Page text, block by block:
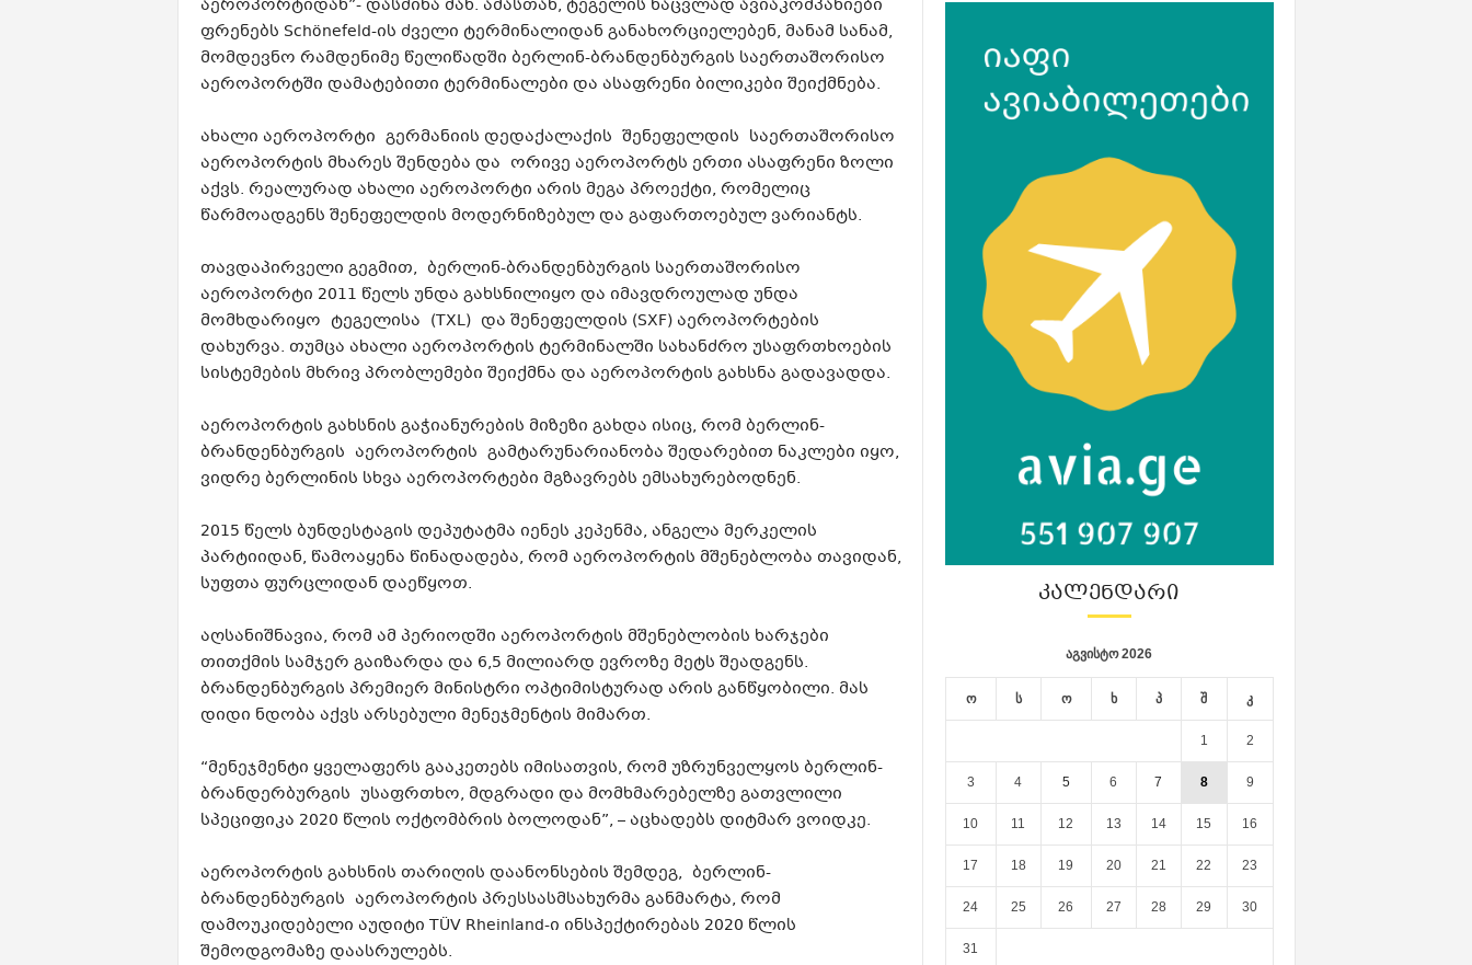
აეროპორტიდან”- დასძინა მან. ამასთან, ტეგელის ნაცვლად ავიაკომპანიები
ფრენებს Schönefeld-ის ძველი ტერმინალიდან განახორციელებენ, მანამ სანამ,
მომდევნო რამდენიმე წელიწადში ბერლინ-ბრანდენბურგის საერთაშორისო
აეროპორტში დამატებითი ტერმინალები და ასაფრენი ბილიკები შეიქმნება.
ახალი აეროპორტი გერმანიის დედაქალაქის შენეფელდის საერთაშორისო
აეროპორტის მხარეს შენდება და ორივე აეროპორტს ერთი ასაფრენი ზოლი
აქვს. რეალურად ახალი აეროპორტი არის მეგა პროექტი, რომელიც
წარმოადგენს შენეფელდის მოდერნიზებულ და გაფართოებულ ვარიანტს.
თავდაპირველი გეგმით, ბერლინ-ბრანდენბურგის საერთაშორისო
აეროპორტი 2011 წელს უნდა გახსნილიყო და იმავდროულად უნდა
მომხდარიყო ტეგელისა (TXL) და შენეფელდის (SXF) აეროპორტების
დახურვა. თუმცა ახალი აეროპორტის ტერმინალში სახანძრო უსაფრთხოების
სისტემების მხრივ პრობლემები შეიქმნა და აეროპორტის გახსნა გადავადდა.
აეროპორტის გახსნის გაჭიანურების მიზეზი გახდა ისიც, რომ ბერლინ-
ბრანდენბურგის აეროპორტის გამტარუნარიანობა შედარებით ნაკლები იყო,
ვიდრე ბერლინის სხვა აეროპორტები მგზავრებს ემსახურებოდნენ.
2015 წელს ბუნდესტაგის დეპუტატმა იენეს კეპენმა, ანგელა მერკელის
პარტიიდან, წამოაყენა წინადადება, რომ აეროპორტის მშენებლობა თავიდან,
სუფთა ფურცლიდან დაეწყოთ.
აღსანიშნავია, რომ ამ პერიოდში აეროპორტის მშენებლობის ხარჯები
თითქმის სამჯერ გაიზარდა და 6,5 მილიარდ ევროზე მეტს შეადგენს.
ბრანდენბურგის პრემიერ მინისტრი ოპტიმისტურად არის განწყობილი. მას
დიდი ნდობა აქვს არსებული მენეჯმენტის მიმართ.
“მენეჯმენტი ყველაფერს გააკეთებს იმისათვის, რომ უზრუნველყოს ბერლინ-
ბრანდერბურგის უსაფრთხო, მდგრადი და მომხმარებელზე გათვლილი
სპეციფიკა 2020 წლის ოქტომბრის ბოლოდან”, – აცხადებს დიტმარ ვოიდკე.
აეროპორტის გახსნის თარიღის დაანონსების შემდეგ, ბერლინ-
ბრანდენბურგის აეროპორტის პრესსასმსახურმა განმარტა, რომ
დამოუკიდებელი აუდიტი TÜV Rheinland-ი ინსპექტირებას 2020 წლის
შემოდგომაზე დაასრულებს.
ᲙᲐᲚᲔᲜᲓᲐᲠᲘ
აგვისტო 2026
ო ს ო ხ პ შ კ
1 2
3 4 5 6 7 8 9
10 11 12 13 14 15 16
17 18 19 20 21 22 23
24 25 26 27 28 29 30
31